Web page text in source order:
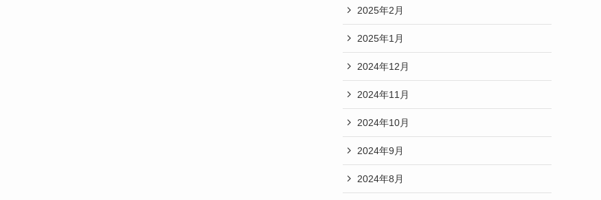
2025年2月
2025年1月
2024年12月
2024年11月
2024年10月
2024年9月
2024年8月